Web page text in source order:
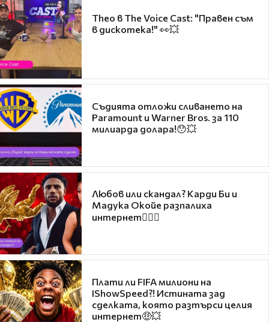
Theo в The Voice Cast: "Правен съм
в дискотека!" 👀💥
Съдията отложи сливането на
Paramount и Warner Bros. за 110
милиарда долара!😯💥
Любов или скандал? Карди Би и
Мадука Окойе разпалиха
интернет❤️‍🔥🔥
Плати ли FIFA милиони на
IShowSpeed?! Истината зад
сделката, която разтърси целия
интернет🤑💥